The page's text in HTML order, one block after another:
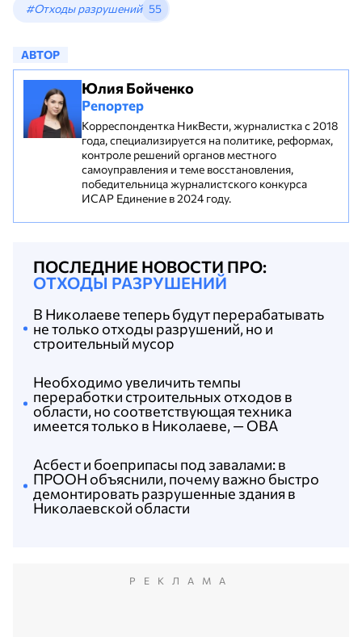
#Отходы разрушений 55
АВТОР
Юлия Бойченко
Репортер
Корреспондентка НикВести, журналистка с 2018
года, специализируется на политике, реформах,
контроле решений органов местного
самоуправления и теме восстановления,
победительница журналистского конкурса
ИСАР Единение в 2024 году.
ПОСЛЕДНИЕ НОВОСТИ ПРО:
ОТХОДЫ РАЗРУШЕНИЙ
Асбест и боеприпасы под завалами: в
ПРООН объяснили, почему важно быстро
демонтировать разрушенные здания в
Николаевской области
Необходимо увеличить темпы
переработки строительных отходов в
области, но соответствующая техника
имеется только в Николаеве, — ОВА
В Николаеве теперь будут перерабатывать
не только отходы разрушений, но и
строительный мусор
РЕКЛАМА